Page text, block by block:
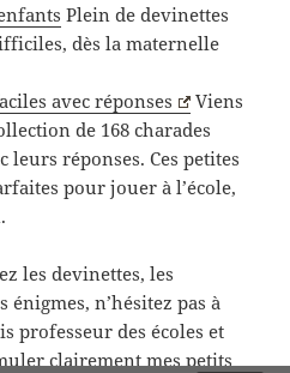
Plein de devinettes
dès la maternelle
avec réponses
Viens
de 168 charades
leurs réponses. Ces petites
pour jouer à l’école,
les devinettes, les
énigmes, n’hésitez pas à
professeur des écoles et
clairement mes petits